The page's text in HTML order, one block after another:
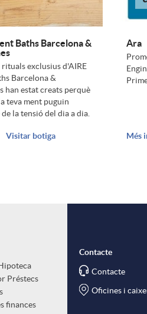
Baths Barcelona &
rituals exclusius d'AIRE
Barcelona &
han estat creats perquè
teva ment puguin
la tensió del dia a dia.
Visitar botiga
Ara
Més
Préstecs
finances
Contacte
Contacte
Oficines i